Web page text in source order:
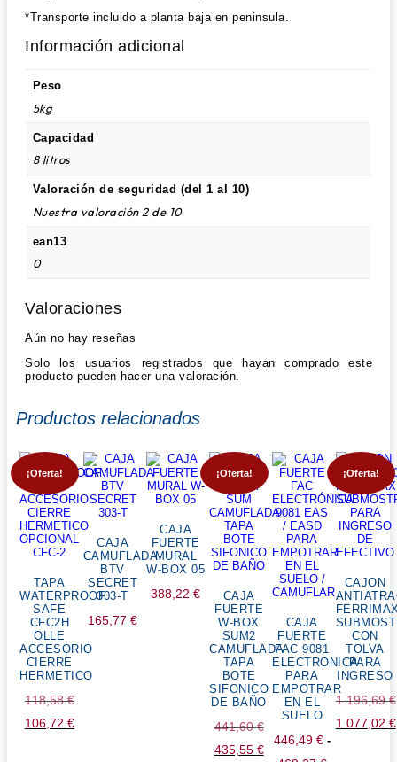
*Transporte incluido a planta baja en peninsula.
Información adicional
Peso
5kg
Capacidad
8 litros
Valoración de seguridad (del 1 al 10)
Nuestra valoración 2 de 10
ean13
0
Valoraciones
Aún no hay reseñas
Solo los usuarios registrados que hayan comprado este
producto pueden hacer una valoración.
Productos relacionados
¡Oferta!
TAPA
WATERPROOF
SAFE
CFC2H
OLLE
ACCESORIO
CIERRE
HERMETICO
118,58€El
precio
106,72 €El
CAJA
CAMUFLADA
BTV
SECRET
303-T
165,77€
CAJA
FUERTE
MURAL
W-BOX 05
388,22€
¡Oferta!
CAJA
FUERTE
W-BOX
SUM2
CAMUFLADA
TAPA
BOTE
SIFONICO
DE BAÑO
441,60€El
precio
435,55 €El
CAJA
FUERTE
FAC 9081
ELECTRONICA
PARA
EMPOTRAR
EN EL
SUELO
446,49 € -
¡Oferta!
CAJON
CON
TOLVA
PARA
INGRESO
1.196,69€
El1.077,02 €